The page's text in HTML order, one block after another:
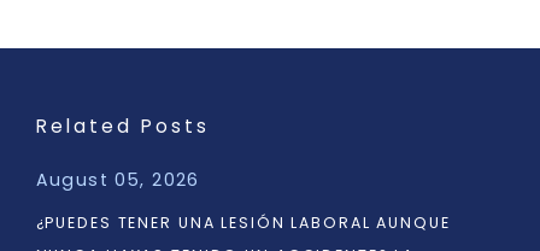
Related Posts
August 05, 2026
¿PUEDES TENER UNA LESIÓN LABORAL AUNQUE